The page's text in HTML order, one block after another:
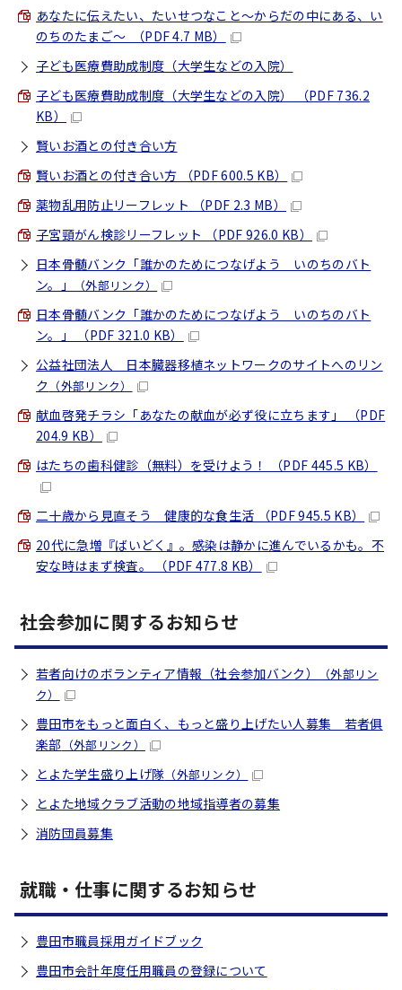
あなたに伝えたい、たいせつなこと～からだの中にある、い
のちのたまご～ （PDF 4.7 MB）
子ども医療費助成制度（大学生などの入院）
子ども医療費助成制度（大学生などの入院） （PDF 736.2
KB）
賢いお酒との付き合い方
賢いお酒との付き合い方 （PDF 600.5 KB）
薬物乱用防止リーフレット （PDF 2.3 MB）
子宮頸がん検診リーフレット （PDF 926.0 KB）
日本骨髄バンク「誰かのためにつなげよう いのちのバト
ン。」
（外部リンク）
日本骨髄バンク「誰かのためにつなげよう いのちのバト
ン。」 （PDF 321.0 KB）
公益社団法人 日本臓器移植ネットワークのサイトへのリン
ク （外部リンク）
献血啓発チラシ「あなたの献血が必ず役に立ちます」 （PDF
204.9 KB）
はたちの歯科健診（無料）を受けよう！ （PDF 445.5 KB）
二十歳から見直そう 健康的な食生活 （PDF 945.5 KB）
20代に急増『ばいどく』。感染は静かに進んでいるかも。不
安な時はまず検査。 （PDF 477.8 KB）
社会参加に関するお知らせ
若者向けのボランティア情報（社会参加バンク）
（外部リン
ク）
豊田市をもっと面白く、もっと盛り上げたい人募集 若者俱
楽部 （外部リンク）
とよた学生盛り上げ隊 （外部リンク）
とよた地域クラブ活動の地域指導者の募集
消防団員募集
就職・仕事に関するお知らせ
豊田市職員採用ガイドブック
豊田市会計年度任用職員の登録について